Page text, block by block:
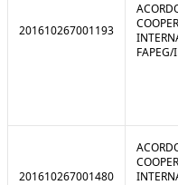
201610267001193
FAPEG/
201610267001480